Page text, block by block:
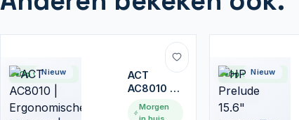
Op voorraad
Nieuw
ACT
AC8010 |
Ergonomische
Muismat |
Morgen
Op voorraad
Nieuw